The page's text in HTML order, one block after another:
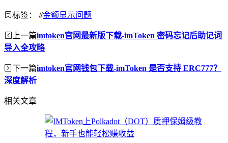
标签： #金额显示问题
上一篇imtoken官网最新版下载-imToken 密码忘记后助记词
导入全攻略
下一篇imtoken官网钱包下载-imToken 是否支持 ERC777？
深度解析
相关文章